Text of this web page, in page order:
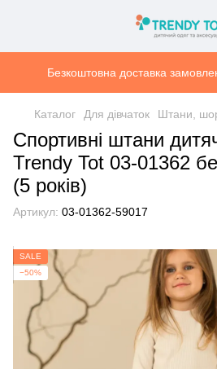
Безкоштовна доставка
Каталог Для дівчаток Штани,
Спортивні штани
Trendy Tot 03-01362
(5 років)
Артикул: 03-01362-59017
SALE
−50%